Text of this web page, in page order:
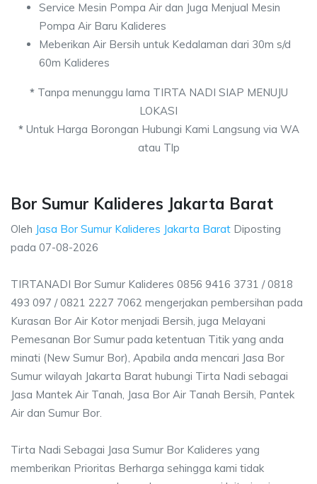
Service Mesin Pompa Air dan Juga Menjual Mesin
Pompa Air Baru Kalideres
Meberikan Air Bersih untuk Kedalaman dari 30m s/d
60m Kalideres
*Tanpa menunggu lama TIRTA NADI SIAP MENUJU
LOKASI
*Untuk Harga Borongan Hubungi Kami Langsung via WA
atau Tlp
Bor Sumur Kalideres Jakarta Barat
Oleh Jasa Bor Sumur Kalideres Jakarta Barat Diposting
pada 07-08-2026
TIRTANADI Bor Sumur Kalideres 0856 9416 3731 / 0818
493 097 / 0821 2227 7062 mengerjakan pembersihan pada
Kurasan Bor Air Kotor menjadi Bersih, juga Melayani
Pemesanan Bor Sumur pada ketentuan Titik yang anda
minati (New Sumur Bor), Apabila anda mencari Jasa Bor
Sumur wilayah Jakarta Barat hubungi Tirta Nadi sebagai
Jasa Mantek Air Tanah, Jasa Bor Air Tanah Bersih, Pantek
Air dan Sumur Bor.
Tirta Nadi Sebagai Jasa Sumur Bor Kalideres yang
memberikan Prioritas Berharga sehingga kami tidak